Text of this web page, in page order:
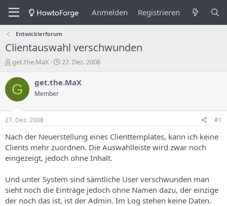
Anmelden Registrieren
Entwicklerforum
Clientauswahl verschwunden
E
s
t
e
l
e
r
d
e
s
h
e
m
get.the.MaX
E
s
n
s
d
t
u
m
27. Dez. 2008
G get.the.MaX
Member
27. Dez. 2008 #1
Nach der Neuerstellung eines Clienttemplates, kann ich keine
Clients mehr zuordnen. Die Auswahlleiste wird zwar noch
eingezeigt, jedoch ohne Inhalt.
Und unter System sind sämtliche User verschwunden man
sieht noch die Einträge jedoch ohne Namen dazu, der einzige
der noch das ist, ist der Admin. Im Log stehen keine Daten.